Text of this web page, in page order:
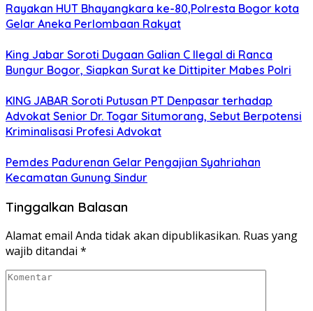
Rayakan HUT Bhayangkara ke-80,Polresta Bogor kota
Gelar Aneka Perlombaan Rakyat
King Jabar Soroti Dugaan Galian C Ilegal di Ranca
Bungur Bogor, Siapkan Surat ke Dittipiter Mabes Polri
KING JABAR Soroti Putusan PT Denpasar terhadap
Advokat Senior Dr. Togar Situmorang, Sebut Berpotensi
Kriminalisasi Profesi Advokat
Pemdes Padurenan Gelar Pengajian Syahriahan
Kecamatan Gunung Sindur
Tinggalkan Balasan
Alamat email Anda tidak akan dipublikasikan. Ruas yang
wajib ditandai *